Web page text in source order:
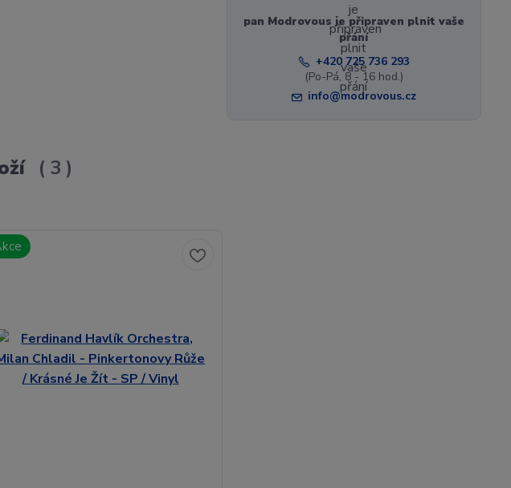
pan Modrovous je připraven plnit vaše
přání
+420 725 736 293
(Po-Pá, 8 - 16 hod.)
info@modrovous.cz
3